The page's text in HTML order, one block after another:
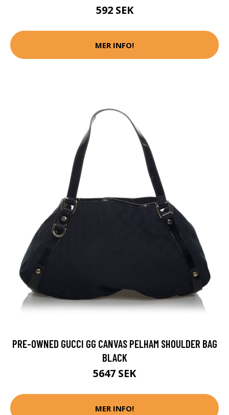
592 SEK
MER INFO!
PRE-OWNED GUCCI GG CANVAS PELHAM SHOULDER BAG
BLACK
5647 SEK
MER INFO!